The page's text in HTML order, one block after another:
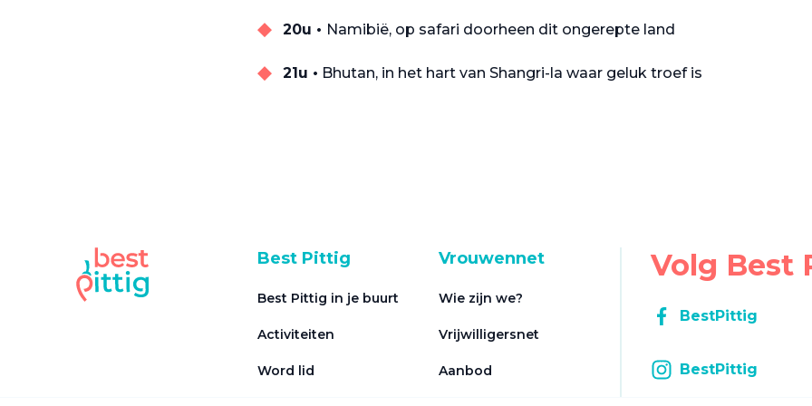
20u • Namibië, op safari doorheen dit ongerepte land
21u • Bhutan, in het hart van Shangri-la waar geluk troef is
Best Pittig
Best Pittig in je buurt
Activiteiten
Word lid
Vrouwennet
Wie zijn we?
Vrijwilligersnet
Aanbod
Volg Best
BestPittig
BestPittig